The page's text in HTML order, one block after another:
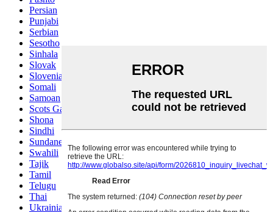
Persian
Punjabi
Serbian
Sesotho
Sinhala
Slovak
Slovenian
Somali
Samoan
Scots Gaelic
Shona
Sindhi
Sundanese
Swahili
Tajik
Tamil
Telugu
Thai
Ukrainian